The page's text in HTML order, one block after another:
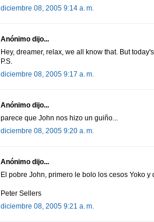
diciembre 08, 2005 9:14 a. m.
Anónimo dijo...
Hey, dreamer, relax, we all know that. But
P.S.
diciembre 08, 2005 9:17 a. m.
Anónimo dijo...
parece que John nos hizo un guiño...
diciembre 08, 2005 9:20 a. m.
Anónimo dijo...
El pobre John, primero le bolo los cesos Yoko y
Peter Sellers
diciembre 08, 2005 9:21 a. m.